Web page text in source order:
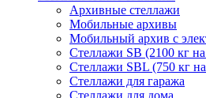
Архивные стеллажи
Мобильные архивы
Мобильный архив с
Стеллажи SB (2100 кг
Стеллажи SBL (750 кг
Стеллажи для гаража
Стеллажи для дома